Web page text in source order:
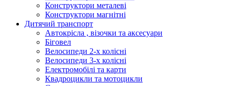
Конструктори металеві
Конструктори магнітні
Дитячий транспорт
Автокрісла , візочки та аксесуари
Біговел
Велосипеди 2-х колісні
Велосипеди 3-х колісні
Електромобілі та карти
Квадроцикли та мотоцикли